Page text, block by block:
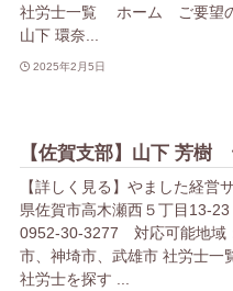
社労士一覧 ホーム ご要望の
山下 環奈...
2025年2月5日
【佐賀支部】山下 芳樹
【詳しく見る】やました経
県佐賀市高木瀬西５丁目13-
0952-30-3277 対応可能地域
市、神埼市、武雄市 社労士
社労士を探す ...